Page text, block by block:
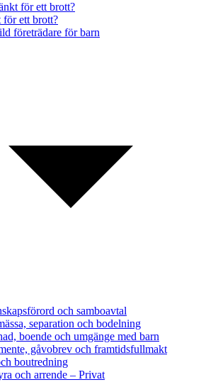
för ett brott?
för ett brott?
företrädare för barn
och samboavtal
separation och bodelning
boende och umgänge med barn
gåvobrev och framtidsfullmakt
boutredning
och arrende – Privat